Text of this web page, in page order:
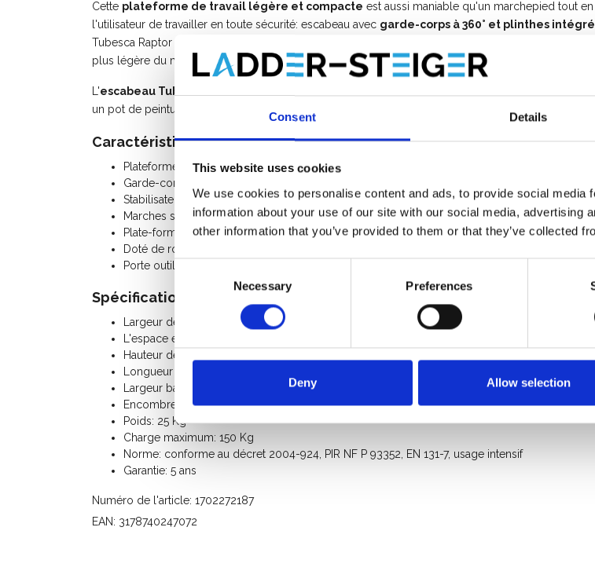
Consent Details
This website uses cookies
We use cookies to personalise content and ads, to provide social media
information about your use of our site with our social media, advertising
other information that you’ve provided to them or that they’ve collected
Consent
Necessary Preferences
Deny Allow selection
Cette plateforme de travail légère et compacte est aussi maniable qu'un marchepied tout
l'utilisateur de travailler en toute sécurité: escabeau avec garde-corps à 360° et plinthes
Tubesca Raptor plate-forme est l'évolution naturelle du marchepied vers les PIRL, il s'agit de la
plus légère du marché.
L'escabeau Tubesca Raptor PIRL avec 7 marches
un pot de peinture de 5L.
Caractéristiques:
Plateforme individuelle roulante légère et pliable.
Garde-corps rigide 4 côtés avec lisses de protection antichute à fermeture semi-automatique.
Stabilisateurs indépendants repliables.
Marches striées antidérapantes de 80 mm.
Plate-forme antidérapante 500 x 400 mm avec plinthes intégrées (hauteur 100 mm).
Doté de roues de déplacement diamètre 100 mm.
Porte outils pratique pour placer des matériaux et des outils, capacité de charge 25 kg.
Spécifications:
Largeur de marches: 8 cm
L'espace entre les marches: 23,5 cm
Hauteur de plate-forme: 1,63 m
Longueur de transport: 3,08 m
Largeur base: 0,68 m
Encombrement au sol longueur: 1,76 m
Poids: 25 Kg
Charge maximum: 150 Kg
Norme: conforme au décret 2004-924 , PIR NF P 93352 , EN 131-7, usage intensif
Garantie: 5 ans
Numéro de l'article: 1702272187
EAN: 3178740247072